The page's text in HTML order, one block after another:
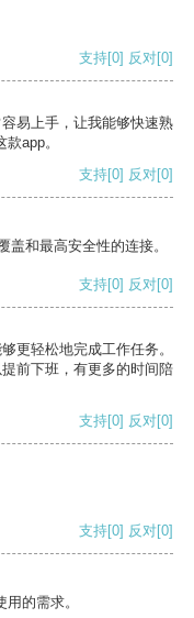
支持[0] 反对[0]
易上手，让我能够快速熟
app。
支持[0] 反对[0]
和最高安全性的连接。
支持[0] 反对[0]
更轻松地完成工作任务。
前下班，有更多的时间陪
支持[0] 反对[0]
支持[0] 反对[0]
的需求。